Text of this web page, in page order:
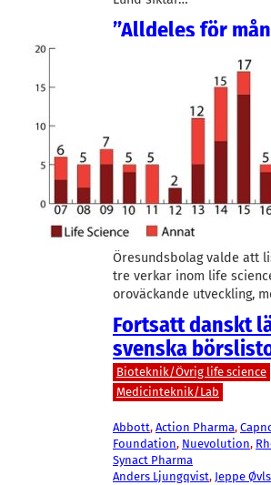
”Alldeles för
tvingas till
Bioteknik/Övrig life science
Medicinteknik/Lab
Atomico
Creandum
Follicum, LU Bio, Lund Life
Northzone Ventures
Xintela
Ebba Fåhraeus
, Lars Bruzelius
Under 2015 slogs nytt
Öresundsbolag valde att
tre verkar inom life
oroväckande utveckling,
Fortsatt danskt
svenska
Bioteknik/Övrig life science
Medicinteknik/Lab
Abbott, Action Pharma,
Foundation, Nuevolution,
Synact Pharma
Anders Ljungqvist, Jeppe